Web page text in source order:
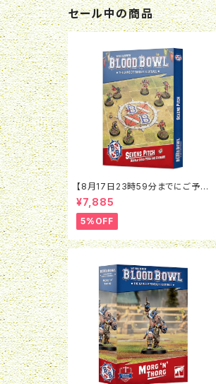
セール中の商品
【8月17日23時59分までにご予約
で5％OFF】ブラッドボウル：セヴン
ズピッチ（2026）
¥7,885
5%OFF